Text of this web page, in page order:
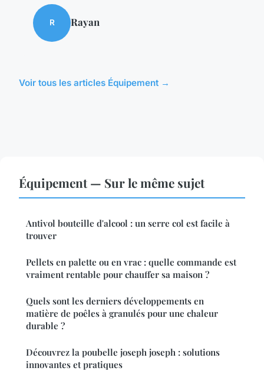
R Rayan
Voir tous les articles Équipement →
Équipement — Sur le même sujet
Antivol bouteille d'alcool : un serre col est facile à
trouver
Pellets en palette ou en vrac : quelle commande est
vraiment rentable pour chauffer sa maison ?
Quels sont les derniers développements en
matière de poêles à granulés pour une chaleur
durable ?
Découvrez la poubelle joseph joseph : solutions
innovantes et pratiques